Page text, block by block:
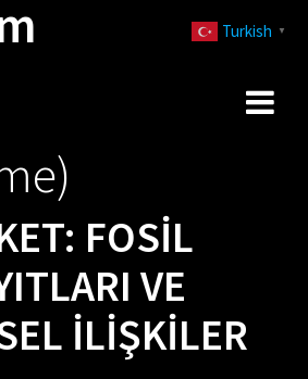
FOSIL
VE
ILIŞKILER
Turkish ▼